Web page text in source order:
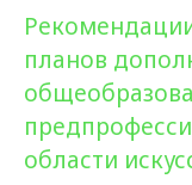
планов
области